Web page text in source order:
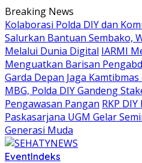
Skip
to
content
Breaking News
Kolaborasi Polda DIY dan
Salurkan Bantuan Sembako,
Melalui Dunia Digital IARMI
Menguatkan Barisan
Garda Depan Jaga Kamtibmas
MBG, Polda DIY Gandeng
Pengawasan Pangan RKP
Paskasarjana UGM Gelar
Generasi Muda
EventIndeks